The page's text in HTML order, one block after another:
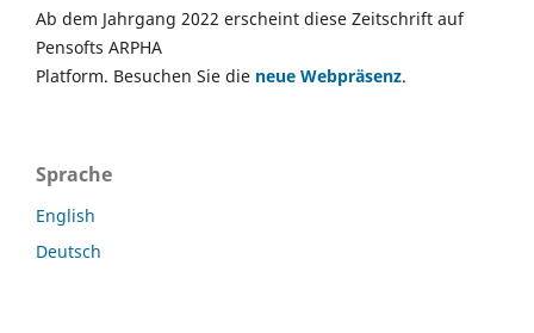
Ab dem Jahrgang 2022 erscheint diese Zeitschrift auf
Pensofts ARPHA
Platform. Besuchen Sie die neue Webpräsenz.
Sprache
English
Deutsch